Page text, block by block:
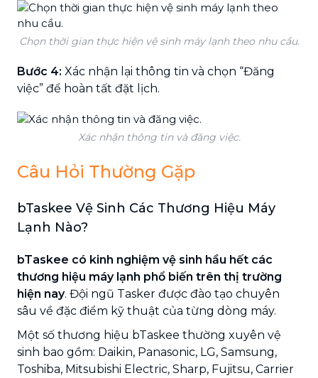
Chọn thời gian thực hiện vệ sinh máy lạnh theo nhu cầu.
Bước 4: Xác nhận lại thông tin và chọn “Đăng
việc” để hoàn tất đặt lịch.
Xác nhận thông tin và đăng việc.
Câu Hỏi Thường Gặp
bTaskee Vệ Sinh Các Thương Hiệu Máy
Lạnh Nào?
bTaskee có kinh nghiệm vệ sinh hầu hết các
thương hiệu máy lạnh phổ biến trên thị trường
hiện nay. Đội ngũ Tasker được đào tạo chuyên
sâu về đặc điểm kỹ thuật của từng dòng máy.
Một số thương hiệu bTaskee thường xuyên vệ
sinh bao gồm: Daikin, Panasonic, LG, Samsung,
Toshiba, Mitsubishi Electric, Sharp, Fujitsu, Carrier